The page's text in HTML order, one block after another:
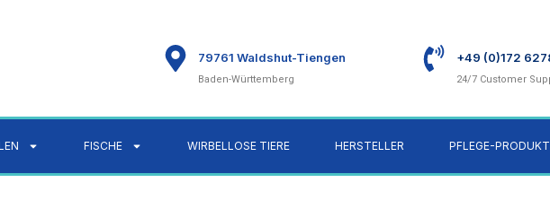
79761 Waldshut-Tiengen
Baden-Württemberg
+49 (0)172
24/7 Customer
FISCHE WIRBELLOSE TIERE HERSTELLER PFLEGE-